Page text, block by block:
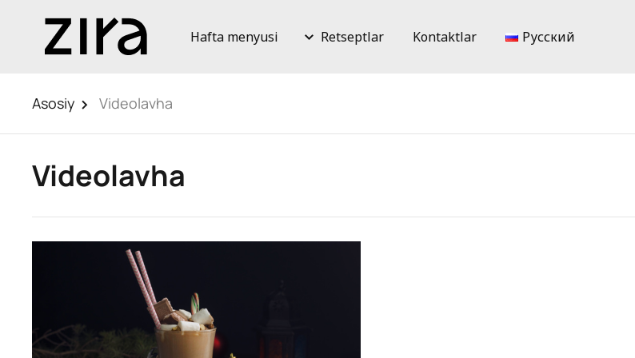
Hafta menyusi Retseptlar Kontaktlar Русский
Asosiy Videolavha
Videolavha